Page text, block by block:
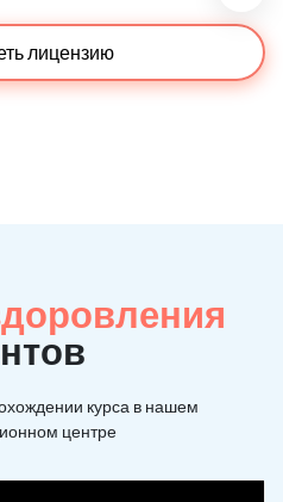
лицензию
курса в нашем
центре